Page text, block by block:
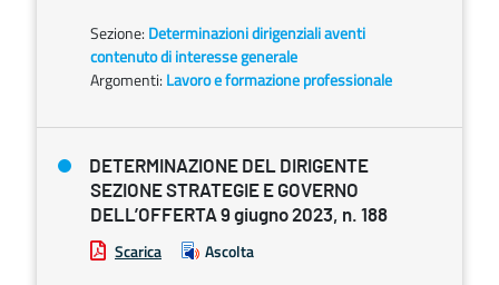
Sezione: Determinazioni dirigenziali aventi
contenuto di interesse generale
Argomenti: Lavoro e formazione professionale
DETERMINAZIONE DEL DIRIGENTE
SEZIONE STRATEGIE E GOVERNO
DELL’OFFERTA 9 giugno 2023, n. 188
Scarica Ascolta